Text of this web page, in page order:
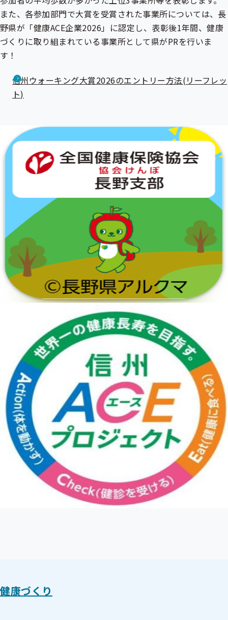
また、各参加部門で大賞を受賞された事業所については、長
野県が「健康ACE企業2026」に認定し、表彰後1年間、健康
づくりに取り組まれている事業所として県がPRを行いま
す！
信州ウォーキング大賞2026のエントリー方法(リーフレッ
ト)
健康づくり